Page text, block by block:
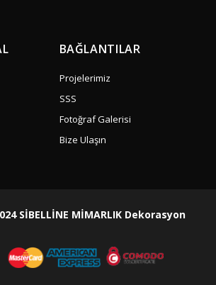
BAĞLANTILAR
Projelerimiz
SSS
Fotoğraf Galerisi
Bize Ulaşın
SİBELLİNE MİMARLIK Dekorasyon